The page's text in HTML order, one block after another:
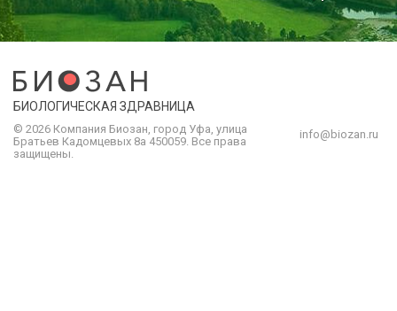
БИОЛОГИЧЕСКАЯ ЗДРАВНИЦА
© 2026 Компания Биозан, город Уфа, улица
Братьев Кадомцевых 8а 450059. Все права
защищены.
info@biozan.ru